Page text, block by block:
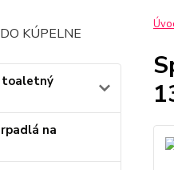
KÚPELNE
toaletný
na